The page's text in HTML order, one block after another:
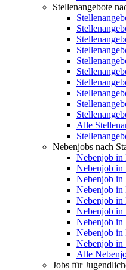
Stellenangebote
Alle
Nebenjobs nach
Nebenjob in
Nebenjob in
Nebenjob in
Nebenjob in
Nebenjob in
Nebenjob in
Nebenjob in
Nebenjob in
Nebenjob in
Alle
Jobs für